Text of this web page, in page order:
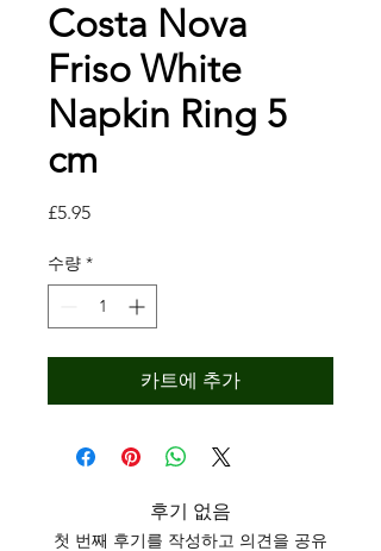
Costa Nova
Friso White
Napkin Ring 5
cm
£5.95가
수량 *
카트에 추가
후기 없음
첫 번째 후기를 작성하고 의견을 공유